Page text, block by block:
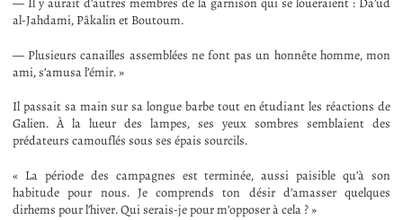
al-Jahdami, Pâkalin et Boutoum.
— Plusieurs canailles assemblées ne font pas un honnête homme, mon
ami, s’amusa l’émir. »
Il passait sa main sur sa longue barbe tout en étudiant les réactions de
Galien. À la lueur des lampes, ses yeux sombres semblaient des
prédateurs camouflés sous ses épais sourcils.
« La période des campagnes est terminée, aussi paisible qu’à son
habitude pour nous. Je comprends ton désir d’amasser quelques
dirhems pour l’hiver. Qui serais-je pour m’opposer à cela ? »